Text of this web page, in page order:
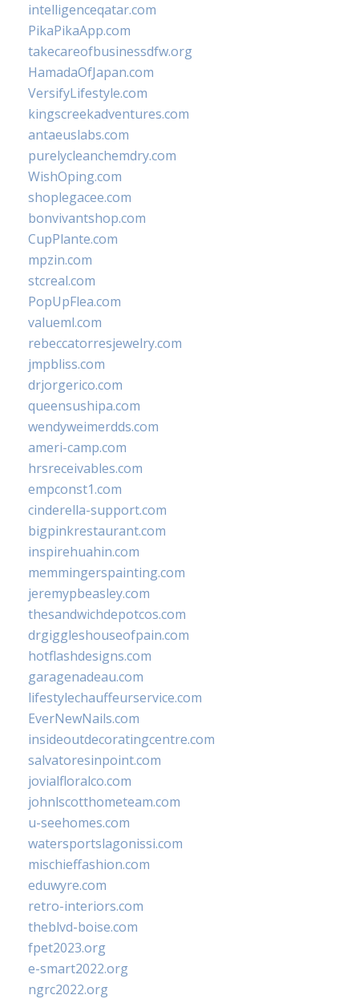
intelligenceqatar.com
PikaPikaApp.com
takecareofbusinessdfw.org
HamadaOfJapan.com
VersifyLifestyle.com
kingscreekadventures.com
antaeuslabs.com
purelycleanchemdry.com
WishOping.com
shoplegacee.com
bonvivantshop.com
CupPlante.com
mpzin.com
stcreal.com
PopUpFlea.com
valueml.com
rebeccatorresjewelry.com
jmpbliss.com
drjorgerico.com
queensushipa.com
wendyweimerdds.com
ameri-camp.com
hrsreceivables.com
empconst1.com
cinderella-support.com
bigpinkrestaurant.com
inspirehuahin.com
memmingerspainting.com
jeremypbeasley.com
thesandwichdepotcos.com
drgiggleshouseofpain.com
hotflashdesigns.com
garagenadeau.com
lifestylechauffeurservice.com
EverNewNails.com
insideoutdecoratingcentre.com
salvatoresinpoint.com
jovialfloralco.com
johnlscotthometeam.com
u-seehomes.com
watersportslagonissi.com
mischieffashion.com
eduwyre.com
retro-interiors.com
theblvd-boise.com
fpet2023.org
e-smart2022.org
ngrc2022.org